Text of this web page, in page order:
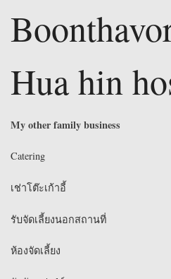
Hua hin
My other family business
Catering
เช่าโต๊ะเก้าอี้
รับจัดเลี้ยงนอกสถานที่
ห้องจัดเลี้ยง